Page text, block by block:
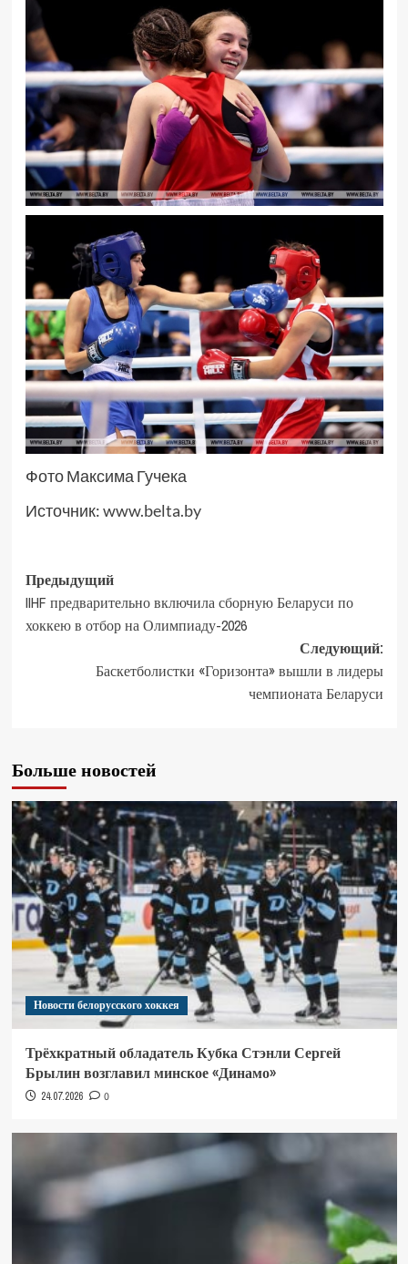
Фото Максима Гучека
Источник:www.belta.by
Предыдущий
IIHF предварительно включила сборную Беларуси по
хоккею в отбор на Олимпиаду-2026
Следующий:
Баскетболистки «Горизонта» вышли в лидеры
чемпионата Беларуси
Больше новостей
Новости белорусского хоккея
Трёхкратный обладатель Кубка Стэнли Сергей
Брылин возглавил минское «Динамо»
24.07.2026 0